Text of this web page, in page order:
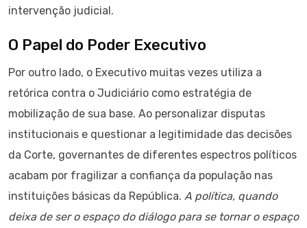
intervenção judicial.
O Papel do Poder Executivo
Por outro lado, o Executivo muitas vezes utiliza a
retórica contra o Judiciário como estratégia de
mobilização de sua base. Ao personalizar disputas
institucionais e questionar a legitimidade das decisões
da Corte, governantes de diferentes espectros políticos
acabam por fragilizar a confiança da população nas
instituições básicas da República. A política, quando
deixa de ser o espaço do diálogo para se tornar o espaço